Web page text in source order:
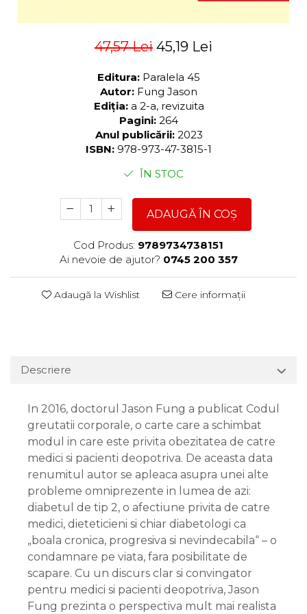
47,57 Lei 45,19 Lei
Editura: Paralela 45
Autor: Fung Jason
Ediția: a 2-a, revizuita
Pagini: 264
Anul publicării: 2023
ISBN: 978-973-47-3815-1
ÎN STOC
ADAUGĂ ÎN COȘ
Cod Produs: 9789734738151
Ai nevoie de ajutor? 0745 200 357
Adaugă la Wishlist Cere informații
Descriere
In 2016, doctorul Jason Fung a publicat Codul
greutatii corporale, o carte care a schimbat
modul in care este privita obezitatea de catre
medici si pacienti deopotriva. De aceasta data
renumitul autor se apleaca asupra unei alte
probleme omniprezente in lumea de azi:
diabetul de tip 2, o afectiune privita de catre
medici, dieteticieni si chiar diabetologi ca
„boala cronica, progresiva si nevindecabila“ – o
condamnare pe viata, fara posibilitate de
scapare. Cu un discurs clar si convingator
pentru medici si pacienti deopotriva, Jason
Fung prezinta o perspectiva mult mai realista